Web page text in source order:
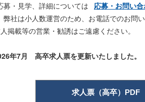
募・見学、詳細については 応募・お問い
弊社は小人数運営のため、お電話でのお問
掲載等の営業・勧誘はご遠慮ください。
年7月 高卒求人票を更新いたしました。
求人票（高卒）PDF